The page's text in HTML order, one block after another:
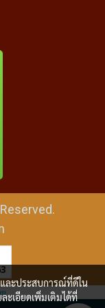
ละประสบการณ์ที่ดีใน
ะเอียดเพิ่มเติมได้ที่